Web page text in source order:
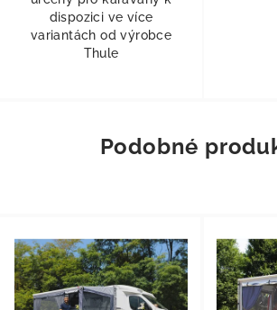
dispozici ve více
variantách od výrobce
Thule
Podobné